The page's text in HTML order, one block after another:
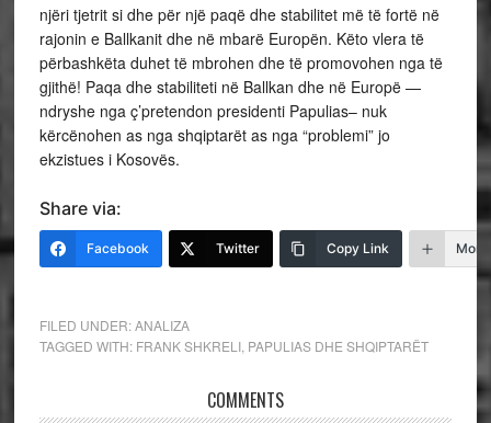
njëri tjetrit si dhe për një paqë dhe stabilitet më të fortë në
rajonin e Ballkanit dhe në mbarë Europën. Këto vlera të
përbashkëta duhet të mbrohen dhe të promovohen nga të
gjithë! Paqa dhe stabiliteti në Ballkan dhe në Europë —
ndryshe nga ç’pretendon presidenti Papulias– nuk
kërcënohen as nga shqiptarët as nga “problemi” jo
ekzistues i Kosovës.
Share via:
Facebook Twitter Copy Link More
FILED UNDER:ANALIZA
TAGGED WITH: FRANK SHKRELI, PAPULIAS DHE SHQIPTARËT
COMMENTS